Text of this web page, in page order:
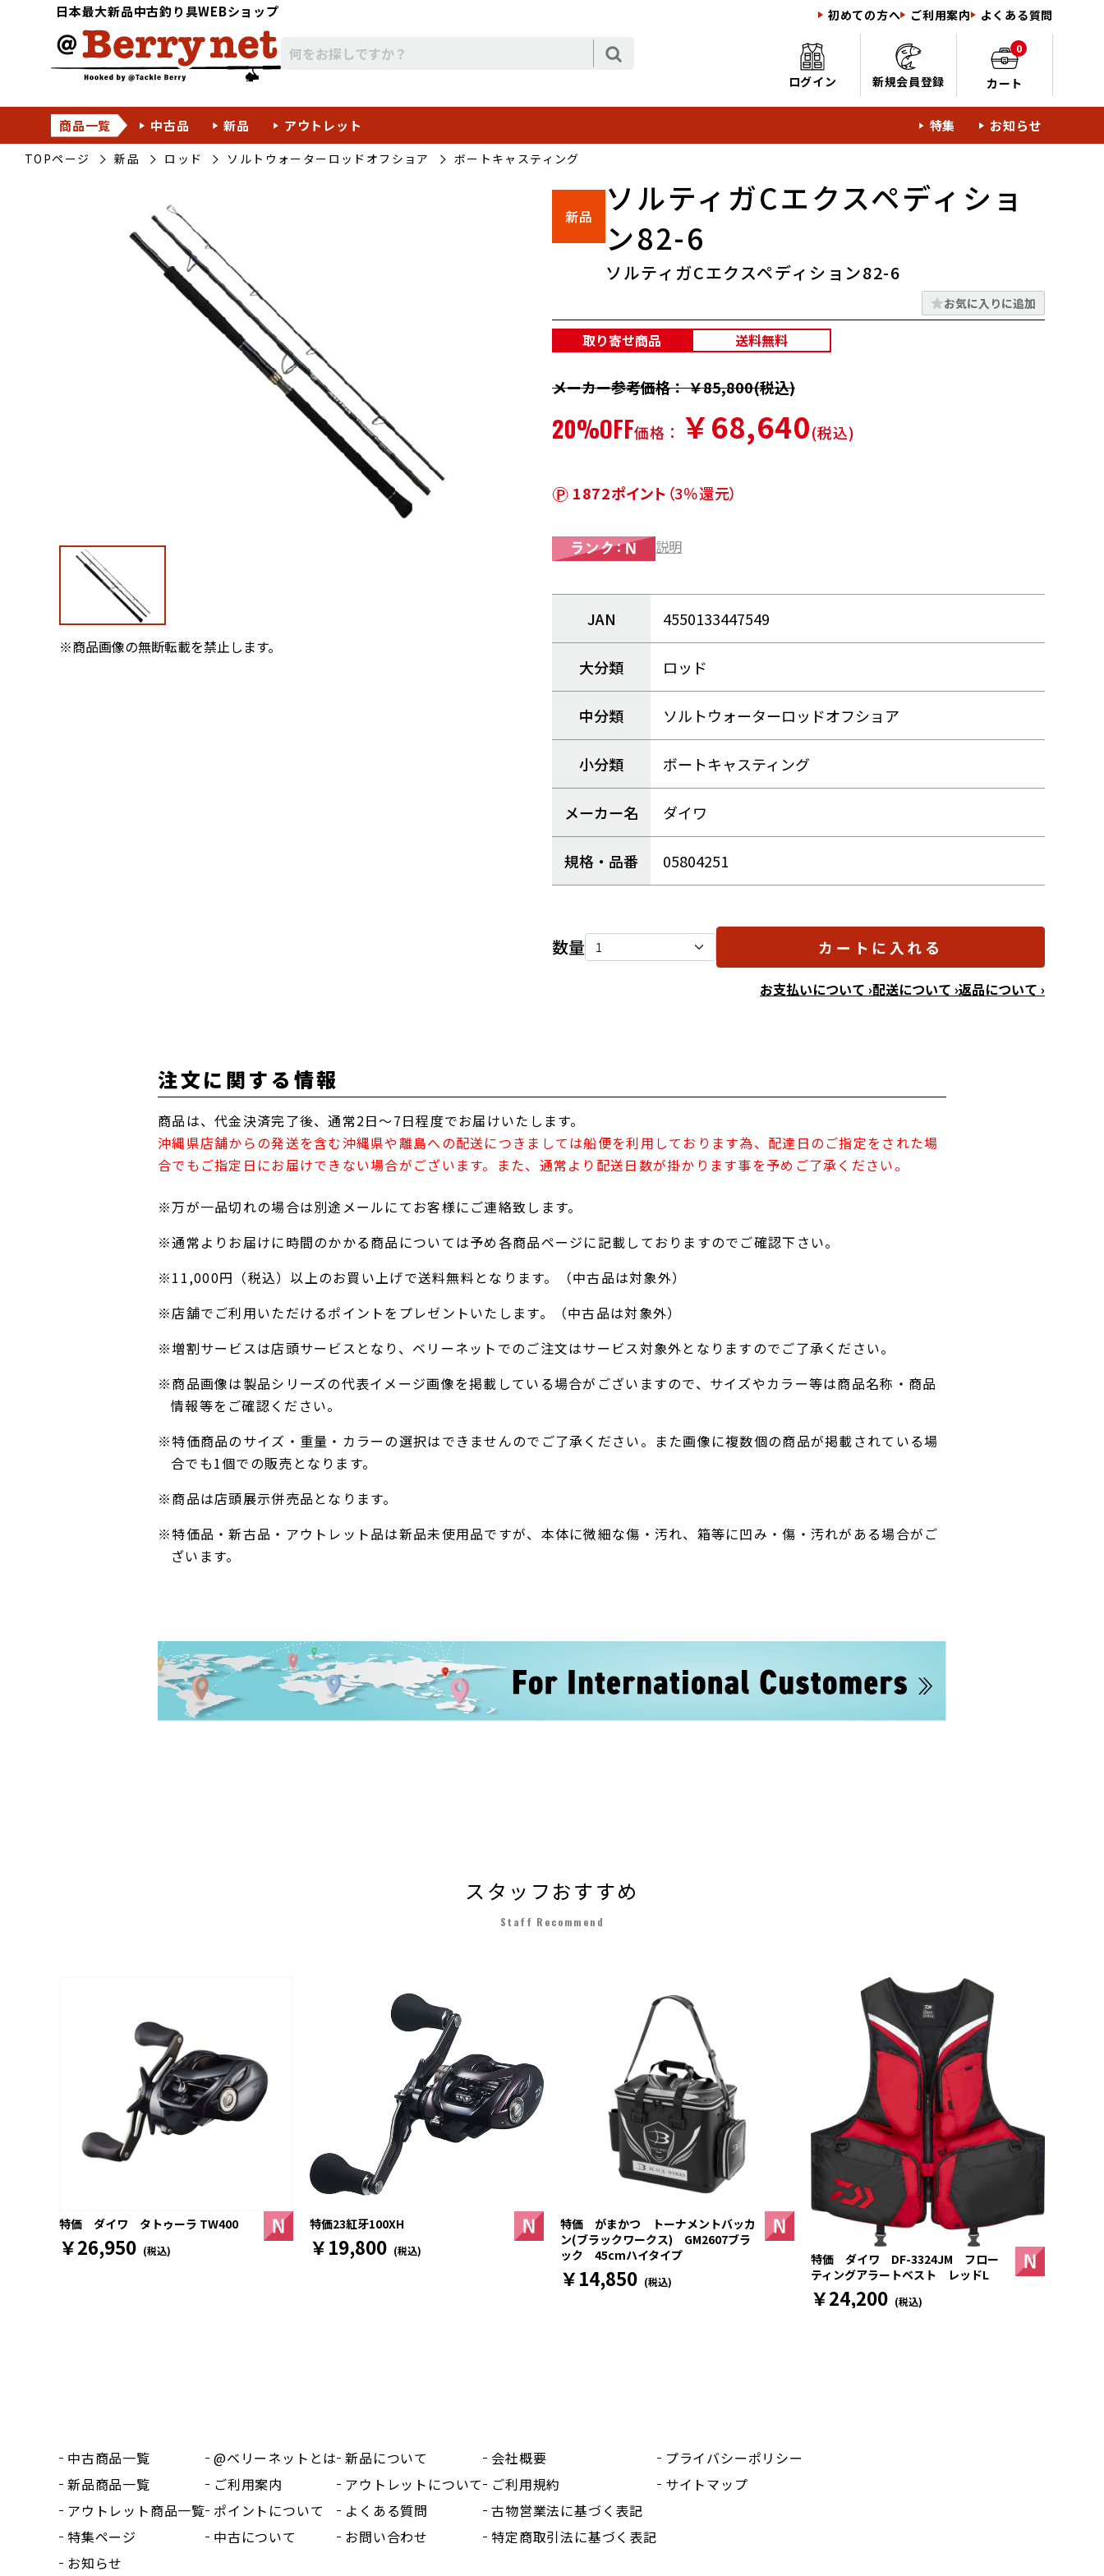
日本最大新品中古釣り具WEBショップ 初めての方へ ご利用案内 よくある質問
ログイン 新規会員登録
0
カート
商品一覧 中古品 新品 アウトレット 特集 お知らせ
TOPページ 新品 ロッド ソルトウォーターロッドオフショア ボートキャスティング
※商品画像の無断転載を禁止します。
ソルティガCエクスペディショ
ン82-6
ソルティガCエクスペディション82-6
お気に入りに追加
取り寄せ商品 送料無料
メーカー参考価格： ￥85,800(税込)
20%OFF価格： ￥68,640(税込)
1872ポイント （3％還元）
説明
JAN 4550133447549
大分類 ロッド
中分類 ソルトウォーターロッドオフショア
小分類 ボートキャスティング
メーカー名 ダイワ
規格・品番 05804251
数量 カートに入れる
お支払いについて ›配送について ›返品について ›
注文に関する情報
商品は、代金決済完了後、通常2日～7日程度でお届けいたします。
沖縄県店舗からの発送を含む沖縄県や離島への配送につきましては船便を利用しております為、配達日のご指定をされた場
合でもご指定日にお届けできない場合がございます。また、通常より配送日数が掛かります事を予めご了承ください。
※万が一品切れの場合は別途メールにてお客様にご連絡致します。
※通常よりお届けに時間のかかる商品については予め各商品ページに記載しておりますのでご確認下さい。
※11,000円（税込）以上のお買い上げで送料無料となります。（中古品は対象外）
※店舗でご利用いただけるポイントをプレゼントいたします。（中古品は対象外）
※増割サービスは店頭サービスとなり、ベリーネットでのご注文はサービス対象外となりますのでご了承ください。
※商品画像は製品シリーズの代表イメージ画像を掲載している場合がございますので、サイズやカラー等は商品名称・商品
情報等をご確認ください。
※特価商品のサイズ・重量・カラーの選択はできませんのでご了承ください。また画像に複数個の商品が掲載されている場
合でも1個での販売となります。
※商品は店頭展示併売品となります。
※特価品・新古品・アウトレット品は新品未使用品ですが、本体に微細な傷・汚れ、箱等に凹み・傷・汚れがある場合がご
ざいます。
スタッフおすすめ
Staff Recommend
特価 ダイワ タトゥーラ TW400
￥26,950 (税込)
特価23紅牙100XH
￥19,800 (税込)
特価 がまかつ トーナメントバッカ
ン(ブラックワークス) GM2607ブラ
ック 45cmハイタイプ
￥14,850 (税込)
特価 ダイワ DF-3324JM フロー
ティングアラートベスト レッドL
￥24,200 (税込)
中古商品一覧
新品商品一覧
アウトレット商品一覧
特集ページ
お知らせ
@ベリーネットとは
ご利用案内
ポイントについて
中古について
新品について
アウトレットについて
よくある質問
お問い合わせ
会社概要
ご利用規約
古物営業法に基づく表記
特定商取引法に基づく表記
プライバシーポリシー
サイトマップ